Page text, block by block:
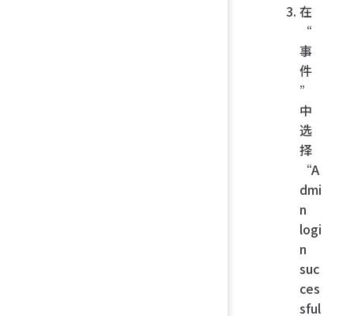
在
“
事
件
”
中
选
择
“A
dmi
n
logi
n
suc
ces
sful